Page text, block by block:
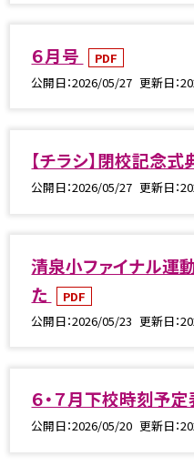
６月号
PDF
公開日 2026/05/27 更新日
【チラシ】閉校記念式
公開日 2026/05/27 更新日
清泉小ファイナル運
た
PDF
公開日 2026/05/23 更新日
６・７月下校時刻予定
公開日 2026/05/20 更新日